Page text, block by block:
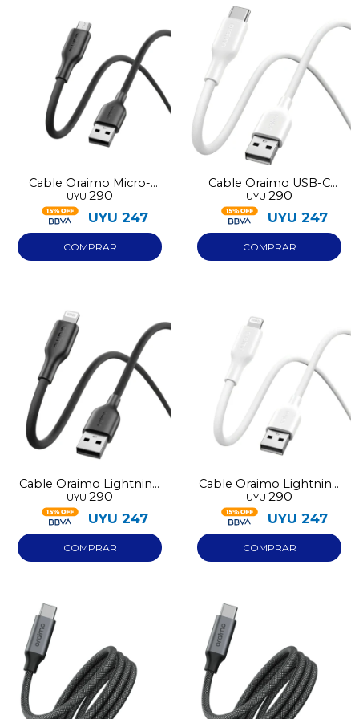
Cable Oraimo Micro-
USB 114M
UYU 290
UYU 247
Cable Oraimo USB-C
114C
UYU 290
UYU 247
Cable Oraimo Lightning
114L negro
UYU 290
UYU 247
Cable Oraimo Lightning
114L blanco
UYU 290
UYU 247